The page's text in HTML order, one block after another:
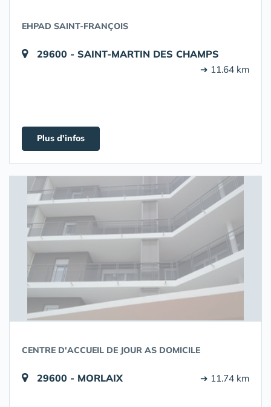
EHPAD SAINT-FRANÇOIS
29600 - SAINT-MARTIN DES CHAMPS
➔ 11.64 km
Plus d'infos
CENTRE D'ACCUEIL DE JOUR AS DOMICILE
29600 - MORLAIX ➔ 11.74 km